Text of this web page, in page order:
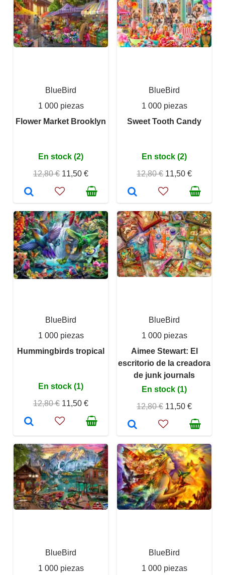
BlueBird
1 000 piezas
Flower Market Brooklyn
En stock (2)
12,80 € 11,50 €
BlueBird
1 000 piezas
Sweet Tooth Candy
En stock (2)
12,80 € 11,50 €
BlueBird
1 000 piezas
Hummingbirds tropical
En stock (1)
12,80 € 11,50 €
BlueBird
1 000 piezas
Aimee Stewart: El
escritorio de la creadora
de junk journals
En stock (1)
12,80 € 11,50 €
BlueBird
1 000 piezas
BlueBird
1 000 piezas